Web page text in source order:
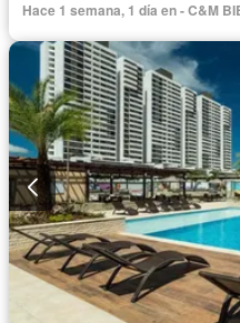
Hace 1 semana, 1 día en - C&M